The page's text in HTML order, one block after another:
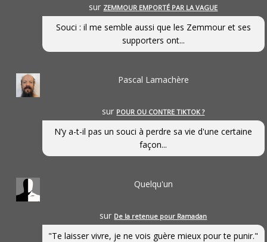
sur ZEMMOUR EMPORTÉ PAR LA VAGUE
Souci : il me semble aussi que les Zemmour et ses
supporters ont...
Pascal Lamachère
sur POUR OU CONTRE TIKTOK ?
N’y a-t-il pas un souci à perdre sa vie d'une certaine
façon...
Quelqu'un
sur De la retenue pour Ramadan
"Te laisser vivre, je ne vois guère mieux pour te punir."